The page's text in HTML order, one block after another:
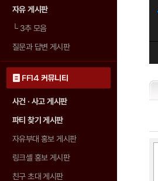
자유 게시판
└3추 모음
질문과 답변 게시판
FF14 커뮤니티
사건 · 사고 게시판
파티 찾기 게시판
자유부대 홍보 게시판
링크셸 홍보 게시판
친구 초대 게시판